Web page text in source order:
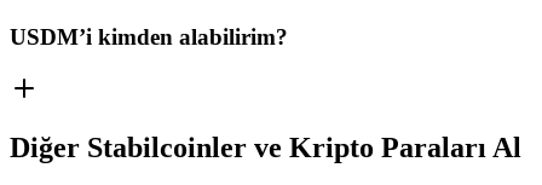
USDM’i kimden alabilirim?
Diğer Stabilcoinler ve Kripto Paraları Al